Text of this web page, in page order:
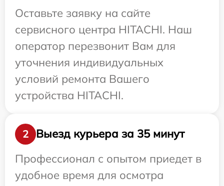
Оставьте заявку на сайте
сервисного центра HITACHI. Наш
оператор перезвонит Вам для
уточнения индивидуальных
условий ремонта Вашего
устройства HITACHI.
2
Выезд курьера за 35 минут
Профессионал с опытом приедет в
удобное время для осмотра